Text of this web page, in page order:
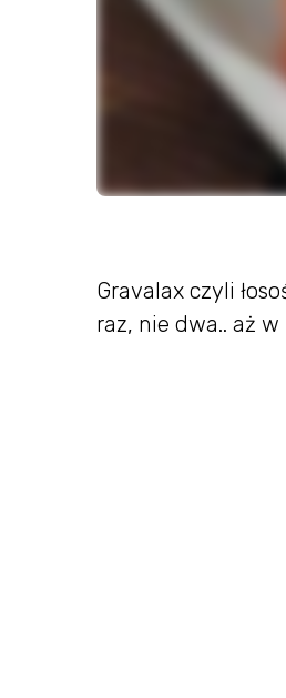
Gravalax czyli
raz, nie dwa.. aż